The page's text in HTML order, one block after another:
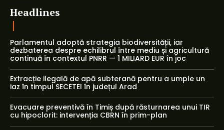
Headlines
Parlamentul adoptă strategia biodiversității, iar
dezbaterea despre echilibrul între mediu și agricultură
continuă în contextul PNRR — 1 MILIARD EUR în joc
Extracție ilegală de apă subterană pentru a umple un
iaz în timpul SECETEI în județul Arad
Evacuare preventivă în Timiș după răsturnarea unui TIR
cu hipoclorit: intervenția CBRN în prim-plan